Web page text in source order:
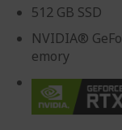
512 GB SSD
NVIDIA®
emory